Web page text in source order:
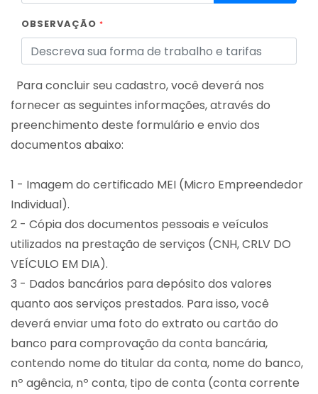
OBSERVAÇÃO *
Para concluir seu cadastro, você deverá nos
fornecer as seguintes informações, através do
preenchimento deste formulário e envio dos
documentos abaixo:
1 - Imagem do certificado MEI (Micro Empreendedor
Individual).
2 - Cópia dos documentos pessoais e veículos
utilizados na prestação de serviços (CNH, CRLV DO
VEÍCULO EM DIA).
3 - Dados bancários para depósito dos valores
quanto aos serviços prestados. Para isso, você
deverá enviar uma foto do extrato ou cartão do
banco para comprovação da conta bancária,
contendo nome do titular da conta, nome do banco,
nº agência, nº conta, tipo de conta (conta corrente